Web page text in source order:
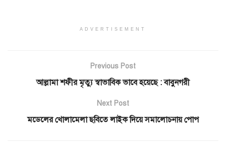
ADVERTISEMENT
Previous Post
আল্লামা শফীর মৃত্যু স্বাভাবিক ভাবে হয়েছে : বাবুনগরী
Next Post
মডেলের খোলামেলা ছবিতে লাইক দিয়ে সমালোচনায় পোপ